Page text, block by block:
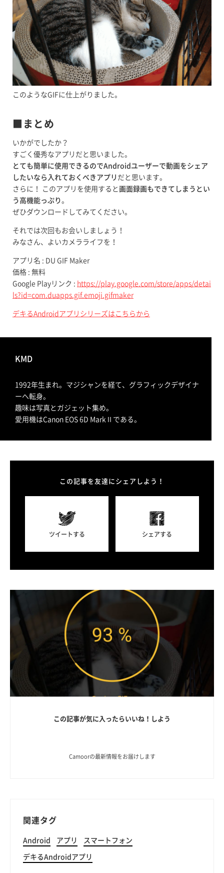
このようなGIFに仕上がりました。
■まとめ
いかがでしたか？
すごく優秀なアプリだと思いました。
とても簡単に使用できるのでAndroidユーザーで動画をシェア
したいなら入れておくべきアプリ だと思います。
さらに！ このアプリを使用すると 画面録画もできてしまうとい
う高機能っぷり。
ぜひダウンロードしてみてください。
それでは次回もお会いしましょう！
みなさん、よいカメラライフを！
アプリ名 : DU GIF Maker
価格 : 無料
Google Playリンク : https://play.google.com/store/apps/detai
ls?id=com.duapps.gif.emoji.gifmaker
デキるAndroidアプリシリーズはこちらから
KMD
1992年生まれ。マジシャンを経て、グラフィックデザイナ
ーへ転身。
趣味は写真とガジェット集め。
愛用機はCanon EOS 6D MarkⅡである。
この記事を友達にシェアしよう！
ツイートする シェアする
この記事が気に入ったらいいね！しよう
Camoorの最新情報をお届けします
関連タグ
Android アプリ スマートフォン
デキるAndroidアプリ